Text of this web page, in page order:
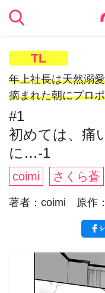
TL
年上社長は天然溺
摘まれた朝にプロ
#1
初めては、痛
に…-1
coimi さくら蒼
著者：coimi 原作